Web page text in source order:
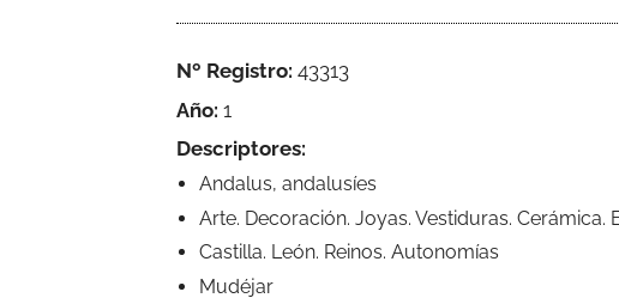
Nº Registro: 43313
Año: 1
Descriptores:
Andalus, andalusíes
Arte. Decoración. Joyas. Vestiduras. Cerámica.
Castilla. León. Reinos. Autonomías
Mudéjar